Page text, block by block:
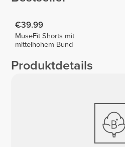
€39.99
MuseFit Shorts mit
mittelhohem Bund
Produktdetails